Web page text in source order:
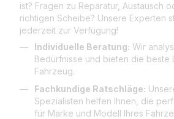
ist? Fragen zu Reparatur, Austausch
richtigen Scheibe? Unsere Experten
jederzeit zur Verfügung!
Individuelle Beratung: Wir
Bedürfnisse und bieten die beste
Fahrzeug.
Fachkundige Ratschläge:
Spezialisten helfen Ihnen, die
für Marke und Modell Ihres